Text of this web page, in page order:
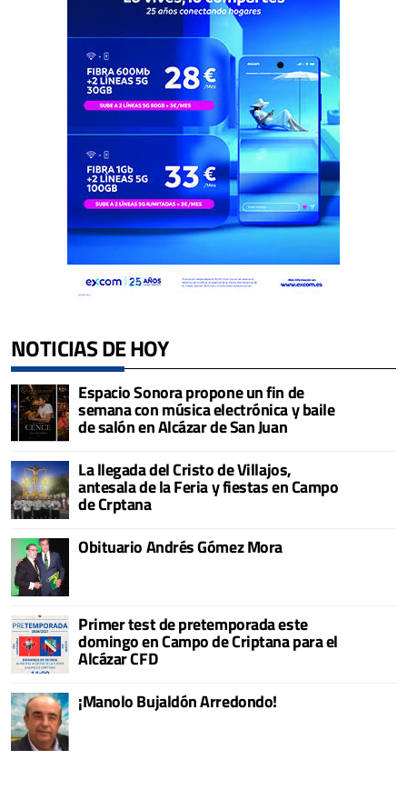
NOTICIAS DE HOY
Espacio Sonora propone un fin de
semana con música electrónica y baile
de salón en Alcázar de San Juan
La llegada del Cristo de Villajos,
antesala de la Feria y fiestas en Campo
de Crptana
Obituario Andrés Gómez Mora
Primer test de pretemporada este
domingo en Campo de Criptana para el
Alcázar CFD
¡Manolo Bujaldón Arredondo!